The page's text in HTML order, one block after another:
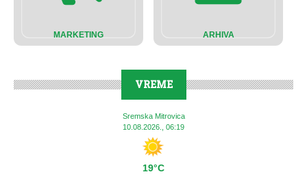
MARKETING ARHIVA
VREME
Sremska Mitrovica
10.08.2026., 06:19
19°C